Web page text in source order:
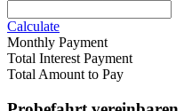
Calculate
Monthly Payment
Total Interest Payment
Total Amount to Pay